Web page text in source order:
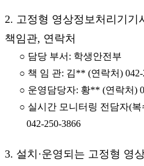
2. 고정형 영상정보처리기기
책임관, 연락처
○ 담당 부서: 학생안전부
○ 책 임 관: 김** (연락처) 042-
○ 운영담당자: 황** (연락처)
○ 실시간 모니터링 전담자(
042-250-3866
3. 설치·운영되는 고정형 영